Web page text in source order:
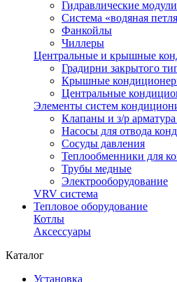
Гидравлические модули
Система «водяная
Фанкойлы
Чиллеры
Центральные и крышные
Градирни закрытого
Крышные
Центральные
Элементы систем
Клапаны и з/р
Насосы для отвода
Сосуды давления
Теплообменники для
Трубы медные
Электрооборудование
VRV система
Тепловое оборудование
Котлы
Аксессуары
Каталог
Установка